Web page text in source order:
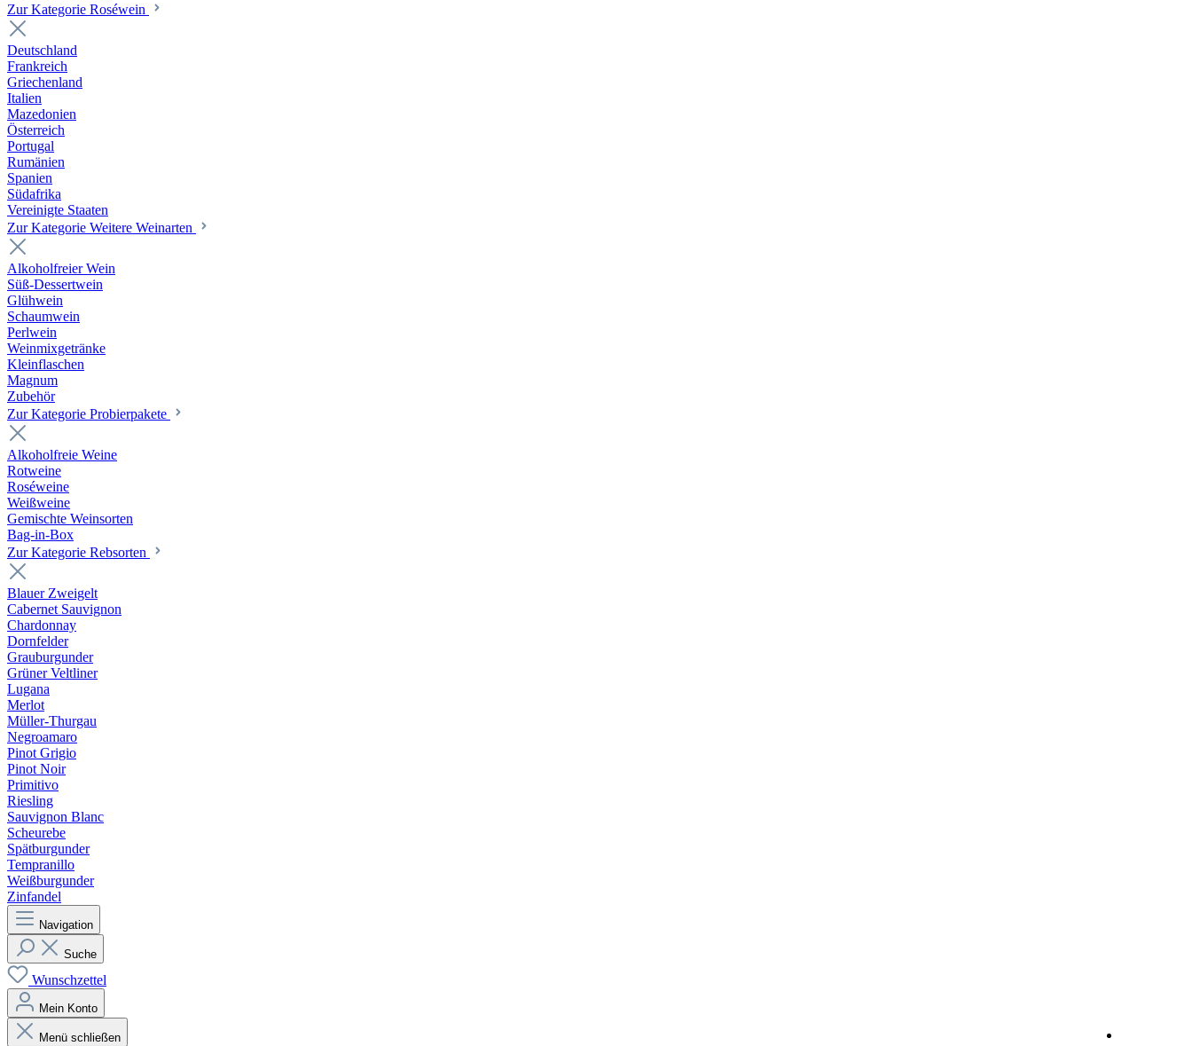
Zur Kategorie Roséwein
Deutschland
Frankreich
Griechenland
Italien
Mazedonien
Österreich
Portugal
Rumänien
Spanien
Südafrika
Vereinigte Staaten
Zur Kategorie Weitere Weinarten
Alkoholfreier Wein
Süß-Dessertwein
Glühwein
Schaumwein
Perlwein
Weinmixgetränke
Kleinflaschen
Magnum
Zubehör
Zur Kategorie Probierpakete
Alkoholfreie Weine
Rotweine
Roséweine
Weißweine
Gemischte Weinsorten
Bag-in-Box
Zur Kategorie Rebsorten
Blauer Zweigelt
Cabernet Sauvignon
Chardonnay
Dornfelder
Grauburgunder
Grüner Veltliner
Lugana
Merlot
Müller-Thurgau
Negroamaro
Pinot Grigio
Pinot Noir
Primitivo
Riesling
Sauvignon Blanc
Scheurebe
Spätburgunder
Tempranillo
Weißburgunder
Zinfandel
Navigation
Suche
Wunschzettel
Mein Konto
Menü schließen